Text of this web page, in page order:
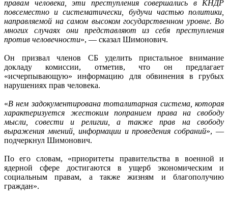
правам человека, эти преступления совершались в КНДР
повсеместно и систематически, будучи частью политики,
направляемой на самом высоком государственном уровне. Во
многих случаях они представляют из себя преступления
против человечности», — сказал Шимонович.
Он призвал членов СБ уделить пристальное внимание
докладу комиссии, отметив, что он предлагает
«исчерпывающую» информацию для обвинения в грубых
нарушениях прав человека.
«В нем задокументирована тоталитарная система, которая
характеризуется жестоким попранием права на свободу
мысли, совести и религии, а также прав на свободу
выражения мнений, информации и проведения собраний», —
подчеркнул Шимонович.
По его словам, «приоритеты правительства в военной и
ядерной сфере достигаются в ущерб экономическим и
социальным правам, а также жизням и благополучию
граждан».